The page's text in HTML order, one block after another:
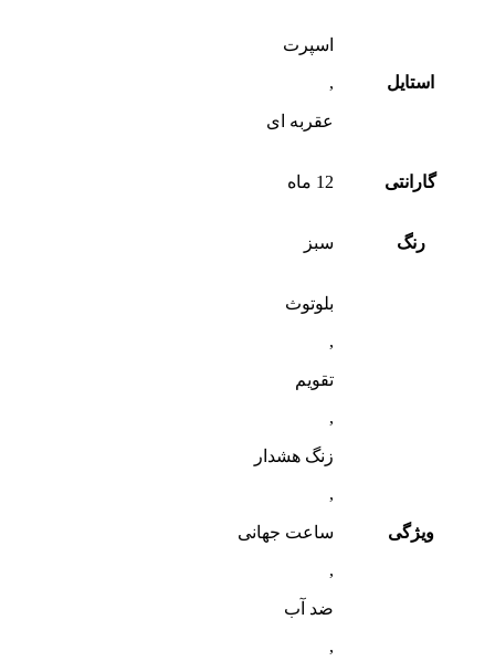
استایل
اسپرت
,
عقربه ای
گارانتی 12 ماه
رنگ سبز
ویژگی
بلوتوث
,
تقویم
,
زنگ هشدار
,
ساعت جهانی
,
ضد آب
,